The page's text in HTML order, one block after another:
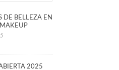
DE BELLEZA EN
2025